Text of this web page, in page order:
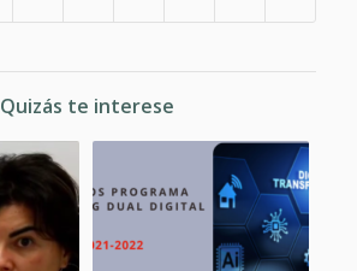
Quizás te interese